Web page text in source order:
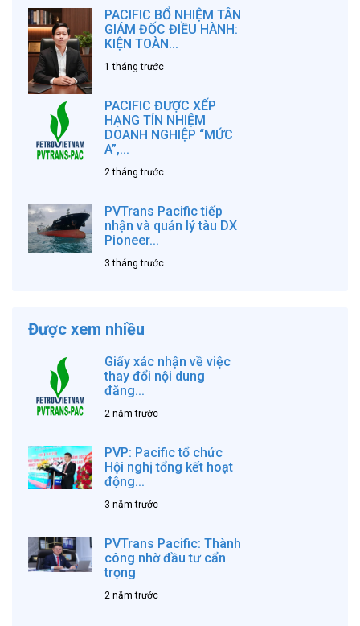
PACIFIC BỔ NHIỆM TÂN
GIÁM ĐỐC ĐIỀU HÀNH:
KIỆN TOÀN...
1 tháng trước
PACIFIC ĐƯỢC XẾP
HẠNG TÍN NHIỆM
DOANH NGHIỆP “MỨC
A”,...
2 tháng trước
PVTrans Pacific tiếp
nhận và quản lý tàu DX
Pioneer...
3 tháng trước
Được xem nhiều
Giấy xác nhận về việc
thay đổi nội dung
đăng...
2 năm trước
PVP: Pacific tổ chức
Hội nghị tổng kết hoạt
động...
3 năm trước
PVTrans Pacific: Thành
công nhờ đầu tư cẩn
trọng
2 năm trước